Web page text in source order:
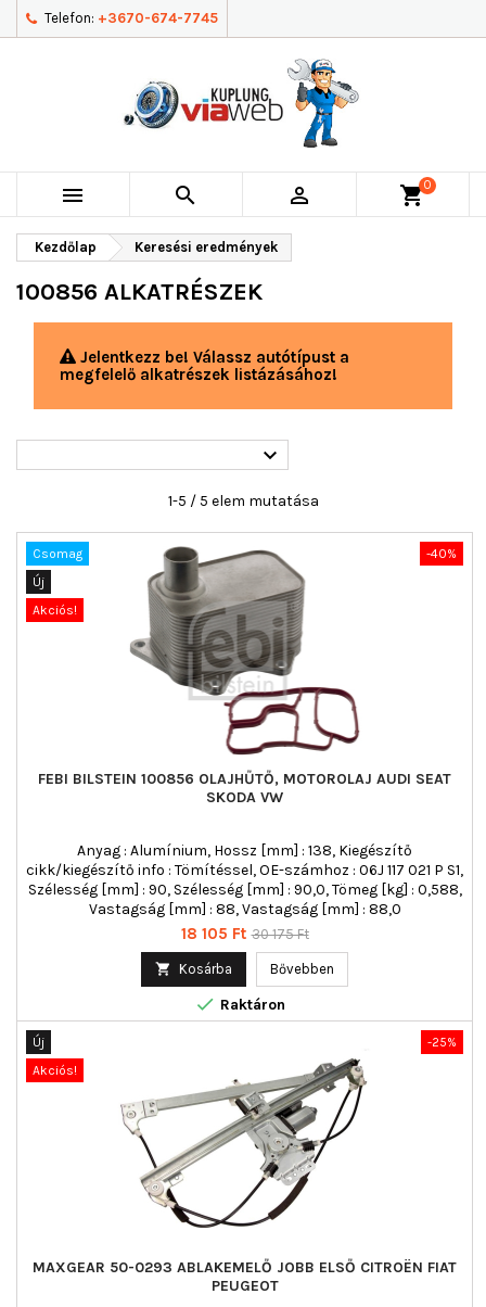
Telefon: +3670-674-7745
   shopping_cart0
Kezdőlap Keresési eredmények
100856 ALKATRÉSZEK
Jelentkezz be! Válassz autótípust a
megfelelő alkatrészek listázásához!

1-5 / 5 elem mutatása
-40%
Csomag
Új
Akciós!
FEBI BILSTEIN 100856 OLAJHŰTŐ, MOTOROLAJ AUDI SEAT
SKODA VW
Anyag : Alumínium, Hossz [mm] : 138, Kiegészítő
cikk/kiegészítő info : Tömítéssel, OE-számhoz : 06J 117 021 P S1,
Szélesség [mm] : 90, Szélesség [mm] : 90,0, Tömeg [kg] : 0,588,
Vastagság [mm] : 88, Vastagság [mm] : 88,0
Ár
18 105 Ft Normál
30 175 Ft
 Kosárba Bővebben
 Raktáron
-25%
Új
Akciós!
MAXGEAR 50-0293 ABLAKEMELŐ JOBB ELSŐ CITROËN FIAT
PEUGEOT